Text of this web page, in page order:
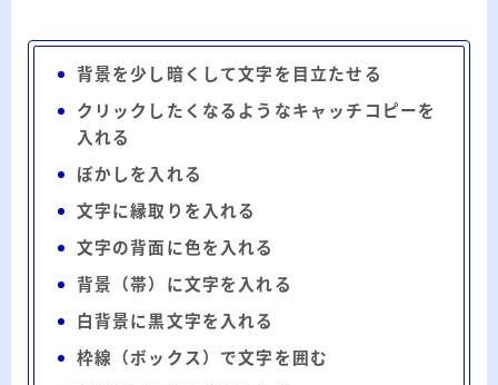
背景を少し暗くして文字を目立たせる
クリックしたくなるようなキャッチコピーを
入れる
ぼかしを入れる
文字に縁取りを入れる
文字の背面に色を入れる
背景（帯）に文字を入れる
白背景に黒文字を入れる
枠線（ボックス）で文字を囲む